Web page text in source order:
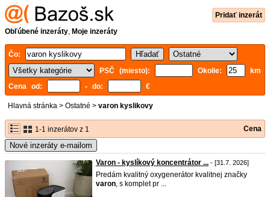
Pridať inzerát
Obľúbené inzeráty, Moje inzeráty
Čo:
PSČ (miesto):
Okolie:
km
Cena od:
- do: €
Hlavná stránka > Ostatné > varon kyslikovy
1-1 inzerátov z 1 Cena
Nové inzeráty e-mailom
Varon - kyslíkový koncentrátor ... - [31.7. 2026]
Predám kvalitný oxygenerátor kvalitnej značky
varon, s komplet pr ...